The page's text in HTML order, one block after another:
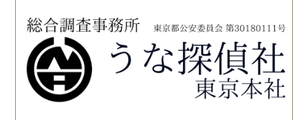
た。 調査も私の望む結果を
得るべく、尽力して頂き、
密に連絡をいただきなが
ら、丁寧に対応してくださ
いました。 おかげで、とて
何かありましたらご相談
せて頂きたいと思います